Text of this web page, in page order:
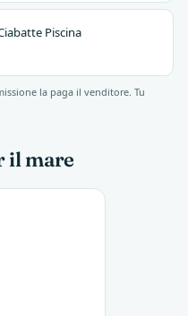
Piscina
la paga il venditore. Tu
il mare